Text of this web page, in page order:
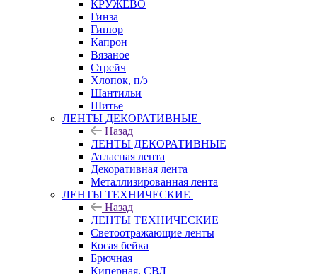
КРУЖЕВО
Гинза
Гипюр
Капрон
Вязаное
Стрейч
Хлопок, п/э
Шантильи
Шитье
ЛЕНТЫ ДЕКОРАТИВНЫЕ
Назад
ЛЕНТЫ ДЕКОРАТИВНЫЕ
Атласная лента
Декоративная лента
Металлизированная лента
ЛЕНТЫ ТЕХНИЧЕСКИЕ
Назад
ЛЕНТЫ ТЕХНИЧЕСКИЕ
Светоотражающие ленты
Косая бейка
Брючная
Киперная, СВЛ